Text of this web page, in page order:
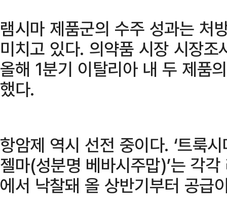
램시마 제품군의 수주 성과는 처
미치고 있다. 의약품 시장 시장
올해 1분기 이탈리아 내 두 제품
했다.
항암제 역시 선전 중이다. ‘트룩
젤마(성분명 베바시주맙)’는 각
에서 낙찰돼 올 상반기부터 공급